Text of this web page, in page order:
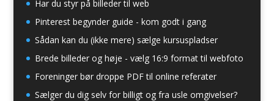
Har du styr på billeder til web
Pinterest begynder guide - kom godt i gang
Sådan kan du (ikke mere) sælge kursuspladser
Brede billeder og høje - vælg 16:9 format til webfoto
Foreninger bør droppe PDF til online referater
Sælger du dig selv for billigt og fra usle omgivelser?